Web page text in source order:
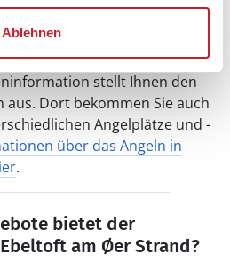
Ablehnenauch an einem einen der
oder am Strand von
stellt Ihnen den
aus. Dort bekommen Sie auch
Angelplätze und -
über das Angeln in
.
bietet der
am Øer Strand?